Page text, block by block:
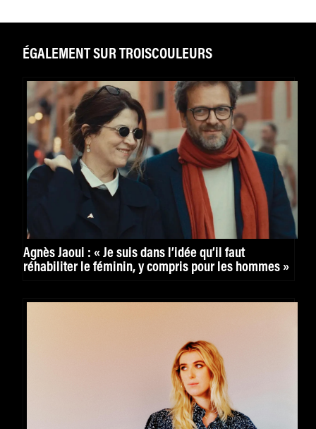
ÉGALEMENT SUR TROISCOULEURS
Agnès Jaoui : « Je suis dans l’idée qu’il faut
réhabiliter le féminin, y compris pour les hommes »